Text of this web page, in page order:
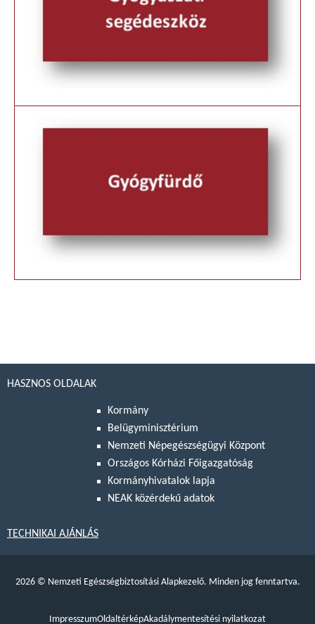
HASZNOS OLDALAK
Kormány
Belügyminisztérium
Nemzeti Népegészségügyi Központ
Országos Kórházi Főigazgatóság
Kormányhivatalok lapja
NEAK közérdekű adatok
TECHNIKAI AJÁNLÁS
2026 © Nemzeti Egészségbiztosítási Alapkezelő. Minden jog fenntartva.
ImpresszumOldaltérképAkadálymentesítési nyilatkozat